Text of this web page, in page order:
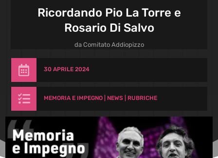
Ricordando Pio La Torre e
Rosario Di Salvo
da Comitato Addiopizzo
 30 APRILE 2024
 MEMORIA E IMPEGNO| NEWS| RUBRICHE